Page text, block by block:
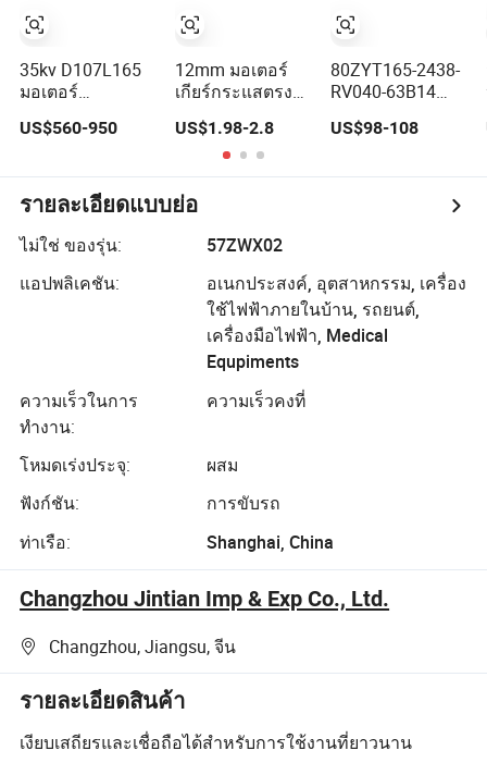
มอเตอร์ไซค์ไฟฟ้า
มอเตอร์เรือ หรือ
การแปลงรถยนต์
35kv D107L165
มอเตอร์
กันน้ำและระบาย
30kw
US$560-950
ไฟฟ้าสำหรับ
เครื่องตัดหญ้า
12mm มอเตอร์
เกียร์กระแสตรงที่
เสียงเบา N10 N20
N30 3V 4.5V 6V
12V
US$1.98-2.8
80ZYT165-2438-
RV040-63B14
บรัชเลส มอเตอร์
DC PMDC สำหรับ
3000rpm 400W
US$98-108
รายละเอียดแบบย่อ
ไม่ใช่ ของรุ่น:
57ZWX02
แอปพลิเคชัน:
อเนกประสงค์, อุตสาหกรรม, เครื่อง
ใช้ไฟฟ้าภายในบ้าน, รถยนต์,
เครื่องมือไฟฟ้า, Medical
Equpiments
ความเร็วในการ
ทำงาน:
ความเร็วคงที่
โหมดเร่งประจุ:
ผสม
ฟังก์ชัน:
การขับรถ
ท่าเรือ:
Shanghai, China
Changzhou Jintian Imp & Exp Co., Ltd.
Changzhou, Jiangsu, จีน
รายละเอียดสินค้า
เงียบเสถียรและเชื่อถือได้สำหรับการใช้งานที่ยาวนาน